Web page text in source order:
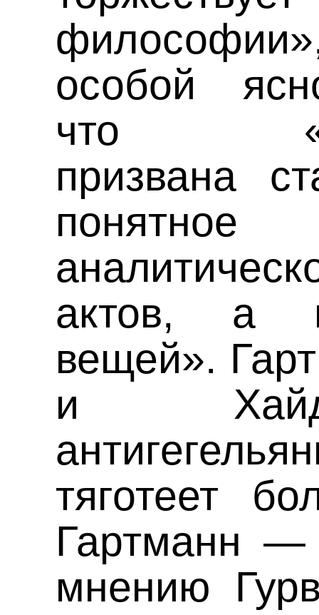
особой
что
призвана
актов, а
вещей».
и
тяготеет
Гартманн
мнению